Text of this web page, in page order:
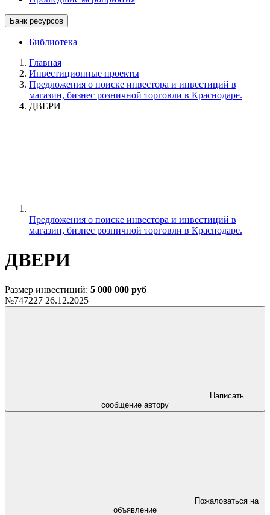
Банк ресурсов
Библиотека
Главная
Инвестиционные проекты
Предложения о поиске инвестора и инвестиций в
магазин, бизнес розничной торговли в Краснодаре.
ДВЕРИ
Предложения о поиске инвестора и инвестиций в
магазин, бизнес розничной торговли в Краснодаре.
ДВЕРИ
Размер инвестиций: 5 000 000 руб
№747227 26.12.2025
сообщение автору
объявление